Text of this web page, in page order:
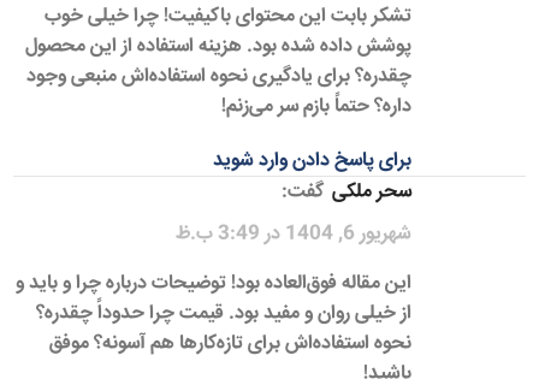
تشکر بابت این محتوای باکیفیت! چرا خیلی خوب
پوشش داده شده بود. هزینه استفاده از این محصول
چقدره؟ برای یادگیری نحوه استفاده‌اش منبعی وجود
داره؟ حتماً بازم سر می‌زنم!
برای پاسخ دادن وارد شوید
سحر ملکی گفت:
شهریور 6, 1404 در 3:49 ب.ظ
این مقاله فوق‌العاده بود! توضیحات درباره چرا و باید و
از خیلی روان و مفید بود. قیمت چرا حدوداً چقدره؟
نحوه استفاده‌اش برای تازه‌کارها هم آسونه؟ موفق